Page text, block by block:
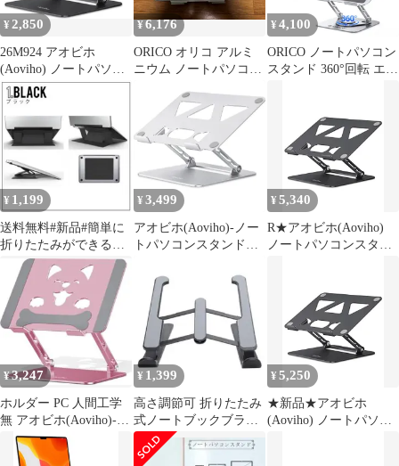
付き 在宅ワーク 学習用
グレー ST11e ec86dde7
付き 在宅ワーク 学習用
シルバー ST11
¥ 2,850
26M924 アオビホ
(Aoviho) ノートパソコ
ンスタンド PCホルダー
¥6,176
ORICO オリコ アルミ
ニウム ノートパソコン
¥ 4,100
ORICO ノートパソコン
スタンド 360°回転 エル
ド 13～17インチ対応 放
熱設計 折りたたみ式 省
スペース 高さ・角度調
整 滑り止めゴム 在宅仕
事 MacBook Neo Air
Pro/Surface/HP
¥ 1,199
送料無料#新品#簡単に
折りたたみができるラ
ップトップスタンド
¥ 3,499
アオビホ(Aoviho)-ノー
トパソコンスタンド無
¥5,340
R★アオビホ(Aoviho)
ノートパソコンスタン
高さ&角度調整可能 猫
背＆姿勢改善 放熱対策
滑り止め 在宅仕事 つく
え 机 省スペース 軽量
アルミ製 ZOOM会議
Macbook Air/M 85a0c358
¥3,247
ホルダー PC 人間工学
無 アオビホ(Aoviho)-ノ
ートパソコンスタンド-
¥ 1,399
高さ調節可 折りたたみ
式ノートブックブラケ
ット 冷却スタンド
¥5,250
★新品★アオビホ
(Aoviho) ノートパソコ